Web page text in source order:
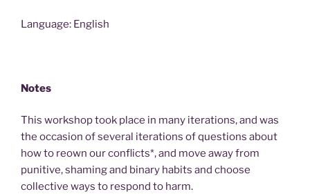
Language: English
Notes
This workshop took place in many iterations, and was
the occasion of several iterations of questions about
how to reown our conflicts*, and move away from
punitive, shaming and binary habits and choose
collective ways to respond to harm.